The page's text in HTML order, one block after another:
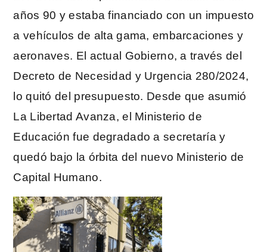
años 90 y estaba financiado con un impuesto
a vehículos de alta gama, embarcaciones y
aeronaves. El actual Gobierno, a través del
Decreto de Necesidad y Urgencia 280/2024,
lo quitó del presupuesto. Desde que asumió
La Libertad Avanza, el Ministerio de
Educación fue degradado a secretaría y
quedó bajo la órbita del nuevo Ministerio de
Capital Humano.